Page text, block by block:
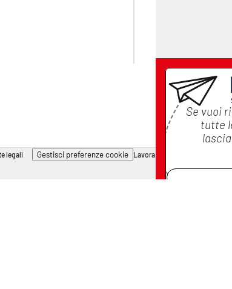
Se vuoi
tutte
legali Gestisci preferenze cookie Lavora con noi